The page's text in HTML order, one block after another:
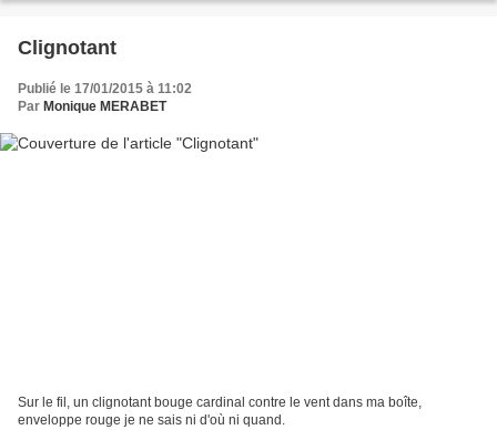
Clignotant
Publié le 17/01/2015 à 11:02
Par Monique MERABET
Sur le fil, un clignotant bouge cardinal contre le vent dans ma boîte,
enveloppe rouge je ne sais ni d'où ni quand.